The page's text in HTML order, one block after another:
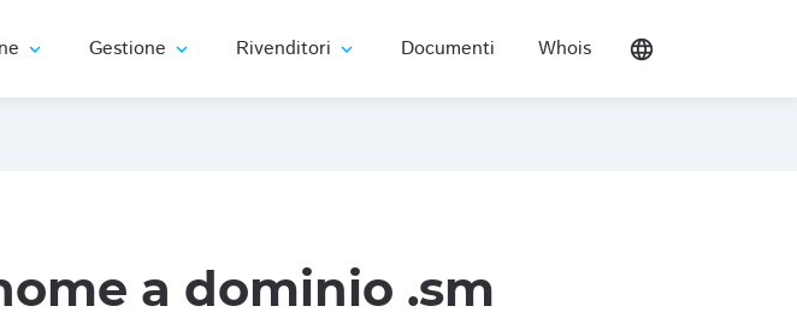
expand_more Gestione expand_more Rivenditori expand_more Documenti Whois language
a dominio .sm